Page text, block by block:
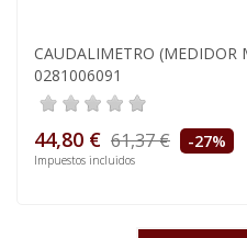
CAUDALIMETRO (MEDIDOR
0281006091
44,80 € 61,37 € -27%
Impuestos incluidos